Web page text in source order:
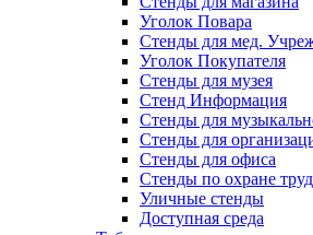
Уголок Повара
Стенды для мед.
Уголок Покупателя
Стенды для музея
Стенд Информация
Стенды для
Стенды для
Стенды для офиса
Стенды по охране
Уличные стенды
Доступная среда